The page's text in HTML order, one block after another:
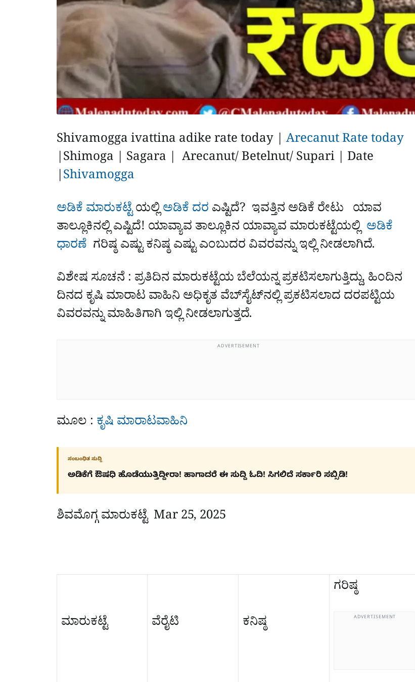
Shivamogga ivattina adike rate today | Arecanut Rate today
|Shimoga | Sagara | Arecanut/ Betelnut/ Supari | Date
|Shivamogga
ಅಡಿಕೆ ಮಾರುಕಟ್ಟೆಯಲ್ಲಿಅಡಿಕೆ ದರ ಎಷ್ಟಿದೆ? ಇವತ್ತಿನ ಅಡಿಕೆ ರೇಟು ಯಾವ
ತಾಲ್ಲೂಕಿನಲ್ಲಿ ಎಷ್ಟಿದೆ! ಯಾವ್ಯಾವ ತಾಲ್ಲೂಕಿನ ಯಾವ್ಯಾವ ಮಾರುಕಟ್ಟೆಯಲ್ಲಿ ಅಡಿಕೆ
ಧಾರಣೆ ಗರಿಷ್ಠ ಎಷ್ಟು ಕನಿಷ್ಠ ಎಷ್ಟು ಎಂಬುದರ ವಿವರವನ್ನು ಇಲ್ಲಿ ನೀಡಲಾಗಿದೆ.
ವಿಶೇಷ ಸೂಚನೆ : ಪ್ರತಿದಿನ ಮಾರುಕಟ್ಟೆಯ ಬೆಲೆಯನ್ನ ಪ್ರಕಟಿಸಲಾಗುತ್ತಿದ್ದು, ಹಿಂದಿನ
ದಿನದ ಕೃಷಿ ಮಾರಾಟ ವಾಹಿನಿ ಅಧಿಕೃತ ವೆಬ್‌ಸೈಟ್‌ನಲ್ಲಿ ಪ್ರಕಟಿಸಲಾದ ದರಪಟ್ಟಿಯ
ವಿವರವನ್ನು ಮಾಹಿತಿಗಾಗಿ ಇಲ್ಲಿ ನೀಡಲಾಗುತ್ತದೆ.
ADVERTISEMENT
ಮೂಲ : ಕೃಷಿ ಮಾರಾಟವಾಹಿನಿ
ಸಂಬಂಧಿತ ಸುದ್ದಿ
ಅಡಿಕೆಗೆ ಔಷಧಿ ಹೊಡೆಯುತ್ತಿದ್ದೀರಾ! ಹಾಗಾದರೆ ಈ ಸುದ್ದಿ ಓದಿ! ಸಿಗಲಿದೆ ಸರ್ಕಾರಿ ಸಬ್ಸಿಡಿ!
ಶಿವಮೊಗ್ಗ ಮಾರುಕಟ್ಟೆ Mar 25, 2025
ಮಾರುಕಟ್ಟೆ ವೆರೈಟಿ ಕನಿಷ್ಠ
ಗರಿಷ್ಠ
ADVERTISEMENT